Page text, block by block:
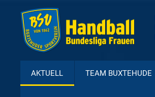
AKTUELL TEAM BUXTEHUDE